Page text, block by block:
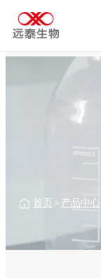
首页 > 产品中心